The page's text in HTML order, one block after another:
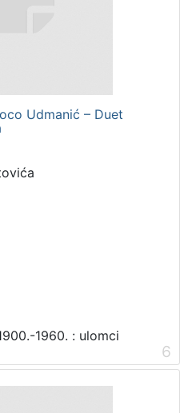
Udmanić – Duet
1960. : ulomci
6